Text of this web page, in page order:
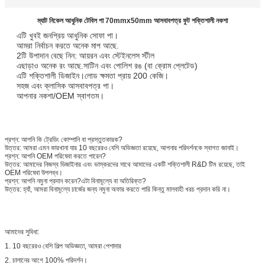
ম্যাট নিকেল আধুনিক টেবিল পা 70mmx50mm আসবাবপত্র ফুট শক্তিশালী নকশা
এটি খুবই জনপ্রিয় আধুনিক সোফা পা।
আমরা নির্বাচন করতে অনেক মাপ আছে.
2টি উপাদান বেছে নিন: আয়রন এবং স্টেইনলেস স্টীল
এছাড়াও অনেক রং আছে.সাটিন এবং পোলিশ রঙ (বা ক্রোম প্লেটেড)
এটি শক্তিশালী ডিজাইন।লোড ক্ষমতা প্রায় 200 কেজি।
সহজ এবং ক্লাসিক আসবাবপত্র পা।
আপনার নকশা/OEM স্বাগতম।
প্রশ্ন: আপনি কি ট্রেডিং কোম্পানি বা প্রস্তুতকারক?
উত্তর: আমরা এমন কারখানা যার 10 বছরেরও বেশি অভিজ্ঞতা রয়েছে, আপনার পরিদর্শনকে স্বাগত জানাই।
প্রশ্ন: আপনি OEM পরিষেবা করতে পারেন?
উত্তর: আমাদের নিজস্ব ডিজাইনার এবং ভাস্করদের সাথে আমাদের একটি শক্তিশালী R&D টিম রয়েছে, তাই
OEM পরিষেবা উপলব্ধ।
প্রশ্ন: আপনি নমুনা প্রদান করেন?এটা বিনামূল্যে বা অতিরিক্ত?
উত্তর: হ্যাঁ, আমরা বিনামূল্যে চার্জের জন্য নমুনা অফার করতে পারি কিন্তু মালবাহী খরচ প্রদান করি না।
আমাদের সুবিধা:
1. 10 বছরেরও বেশি শিল্প অভিজ্ঞতা, আমরা পেশাদার
2. চালানের আগে 100% পরিদর্শন।